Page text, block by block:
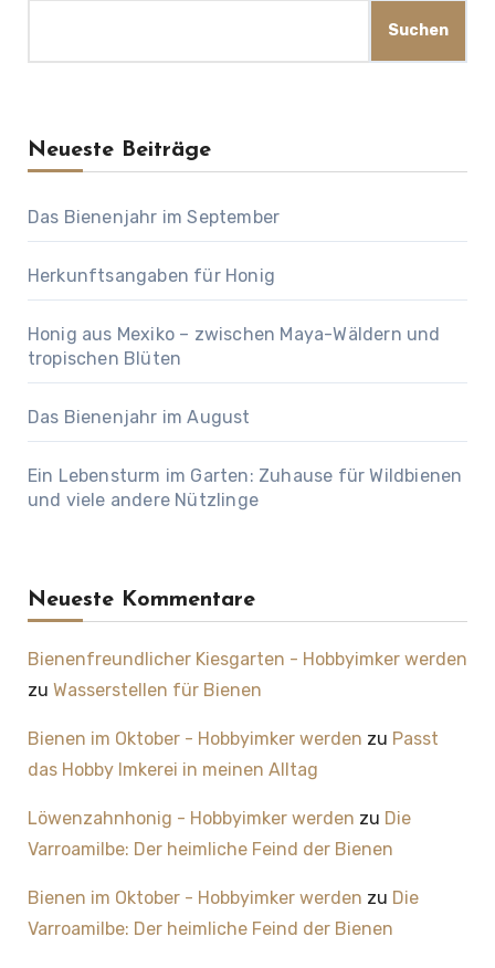
Suchen
Neueste Beiträge
Das Bienenjahr im September
Herkunftsangaben für Honig
Honig aus Mexiko – zwischen Maya-Wäldern und
tropischen Blüten
Das Bienenjahr im August
Ein Lebensturm im Garten: Zuhause für Wildbienen
und viele andere Nützlinge
Neueste Kommentare
Bienenfreundlicher Kiesgarten - Hobbyimker werden
zu Wasserstellen für Bienen
Bienen im Oktober - Hobbyimker werden zu Passt
das Hobby Imkerei in meinen Alltag
Löwenzahnhonig - Hobbyimker werden zu Die
Varroamilbe: Der heimliche Feind der Bienen
Bienen im Oktober - Hobbyimker werden zu Die
Varroamilbe: Der heimliche Feind der Bienen